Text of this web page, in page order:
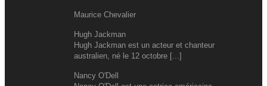
Maurice Chevalier
Hugh Jackman
Hugh Jackman est un acteur et chanteur
australien, né le 12 octobre [...]
Nancy O'Dell